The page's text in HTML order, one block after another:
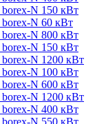
N 150 кВт
N 60 кВт
N 800 кВт
N 150 кВт
N 1200 кВт
N 100 кВт
N 600 кВт
N 1200 кВт
N 400 кВт
N 550 кВт